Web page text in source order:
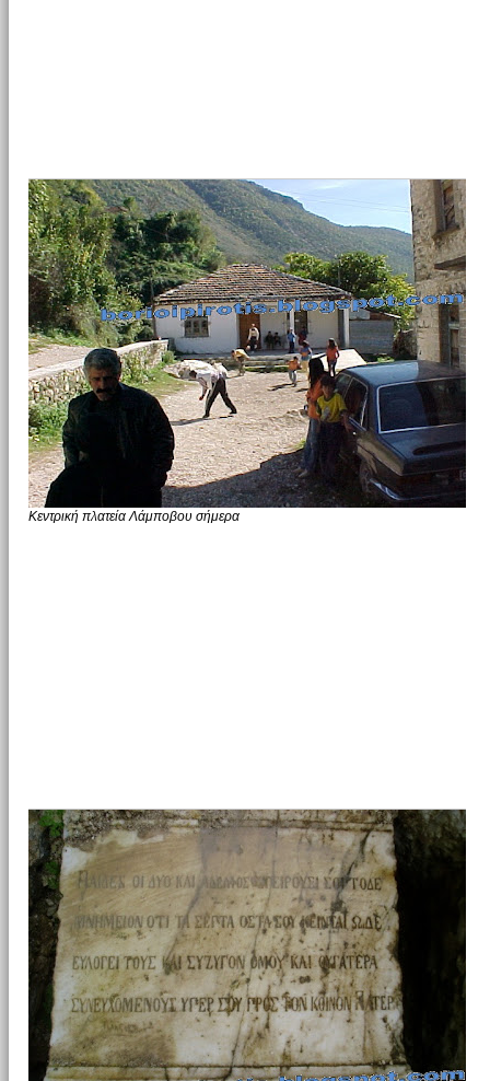
Κεντρική πλατεία Λάμποβου σήμερα